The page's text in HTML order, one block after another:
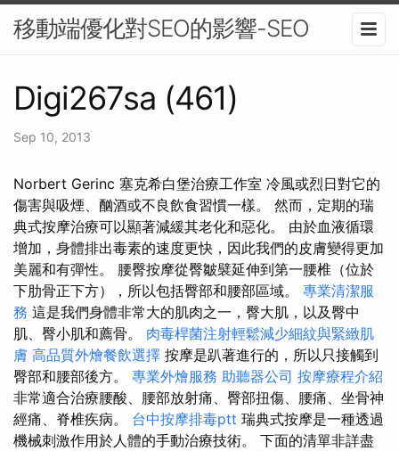
移動端優化對SEO的影響-SEO
Digi267sa (461)
Sep 10, 2013
Norbert Gerinc 塞克希白堡治療工作室 冷風或烈日對它的
傷害與吸煙、酗酒或不良飲食習慣一樣。 然而，定期的瑞
典式按摩治療可以顯著減緩其老化和惡化。 由於血液循環
增加，身體排出毒素的速度更快，因此我們的皮膚變得更加
美麗和有彈性。 腰臀按摩從臀皺襞延伸到第一腰椎（位於
下肋骨正下方），所以包括臀部和腰部區域。 專業清潔服
務 這是我們身體非常大的肌肉之一，臀大肌，以及臀中
肌、臀小肌和薦骨。 肉毒桿菌注射輕鬆減少細紋與緊緻肌
膚 高品質外燴餐飲選擇 按摩是趴著進行的，所以只接觸到
臀部和腰部後方。 專業外燴服務 助聽器公司 按摩療程介紹
非常適合治療腰酸、腰部放射痛、臀部扭傷、腰痛、坐骨神
經痛、脊椎疾病。 台中按摩排毒ptt 瑞典式按摩是一種透過
機械刺激作用於人體的手動治療技術。 下面的清單非詳盡